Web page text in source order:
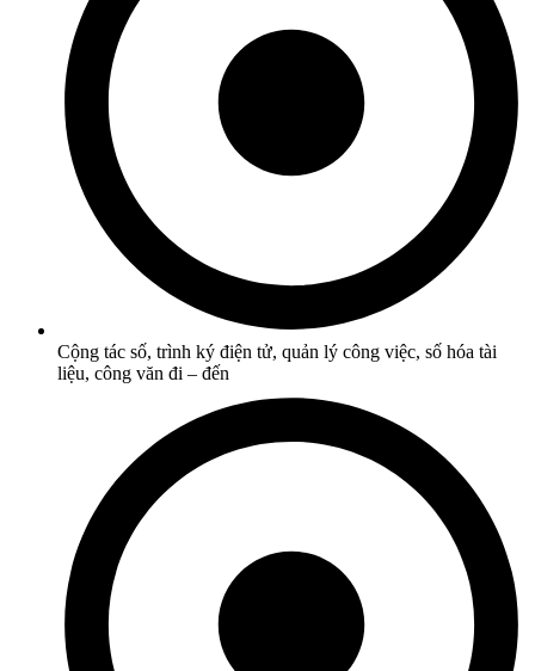
Cộng tác số, trình ký điện tử, quản lý công việc, số hóa tài
liệu, công văn đi – đến